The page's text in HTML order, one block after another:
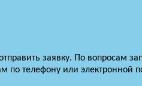
заявку. По вопросам
по телефону или электронной